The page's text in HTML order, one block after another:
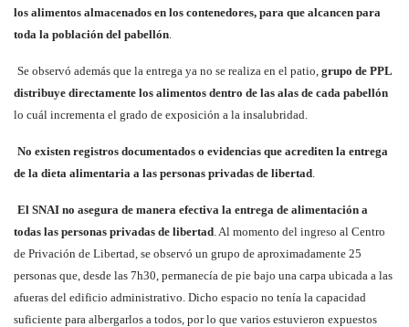
los alimentos almacenados en los contenedores, para que alcancen para
toda la población del pabellón
Se observó además que la entrega ya no se realiza en el patio, grupo de PPL
distribuye directamente los alimentos dentro de las alas de cada pabellón
lo cuál incrementa el grado de exposición a la insalubridad.
No existen registros documentados o evidencias que acrediten la entrega
de la dieta alimentaria a las personas privadas de libertad
El SNAI no asegura de manera efectiva la entrega de alimentación a
todas las personas privadas de libertad . Al momento del ingreso al Centro
de Privación de Libertad, se observó un grupo de aproximadamente 25
personas que, desde las 7h30, permanecía de pie bajo una carpa ubicada a las
afueras del edificio administrativo. Dicho espacio no tenía la capacidad
suficiente para albergarlos a todos, por lo que varios estuvieron expuestos